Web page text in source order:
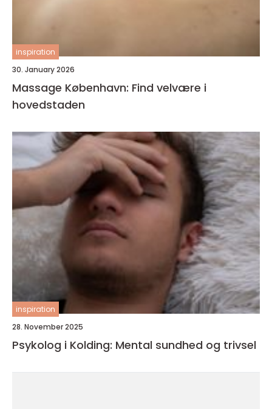
inspiration
30. January 2026
Massage København: Find velvære i
hovedstaden
inspiration
28. November 2025
Psykolog i Kolding: Mental sundhed og trivsel